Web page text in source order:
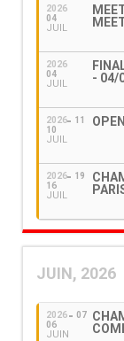
2026
04
JUIL
2026
04
JUIL
- 04/
2026
10
JUIL
11
2026
16
JUIL
19
JUIN, 2026
2026
06
JUIN
07